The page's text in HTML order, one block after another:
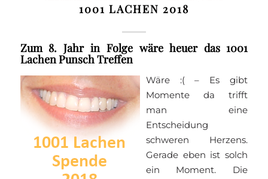
1001 LACHEN 2018
Zum 8. Jahr in Folge wäre heuer das 1001
Lachen Punsch Treffen
Wäre :( – Es gibt
Momente da trifft
man eine
Entscheidung
schweren Herzens.
Gerade eben ist solch
ein Moment. Die